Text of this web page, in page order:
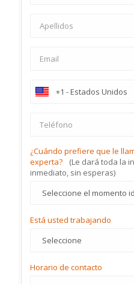
¿Cuándo prefiere que le
experta?
(Le dará toda la
inmediato, sin esperas)
Está usted trabajando
Horario de contacto